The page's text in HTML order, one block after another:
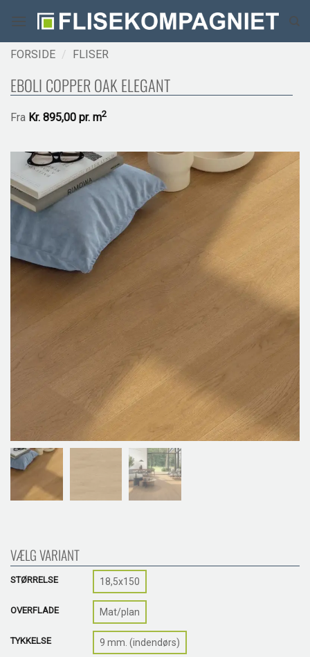
indhold
FORSIDE / FLISER
EBOLI COPPER OAK ELEGANT
Fra Kr. 895,00 pr. m2
VÆLG VARIANT
STØRRELSE 18,5x150
OVERFLADE Mat/plan
TYKKELSE 9 mm. (indendørs)